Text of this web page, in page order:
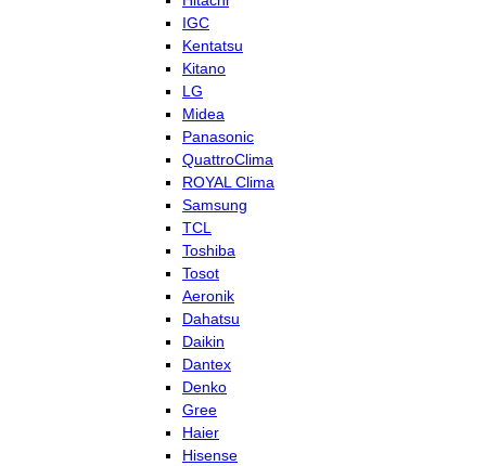
IGC
Kentatsu
Kitano
LG
Midea
Panasonic
QuattroClima
ROYAL Clima
Samsung
TCL
Toshiba
Tosot
Aeronik
Dahatsu
Daikin
Dantex
Denko
Gree
Haier
Hisense